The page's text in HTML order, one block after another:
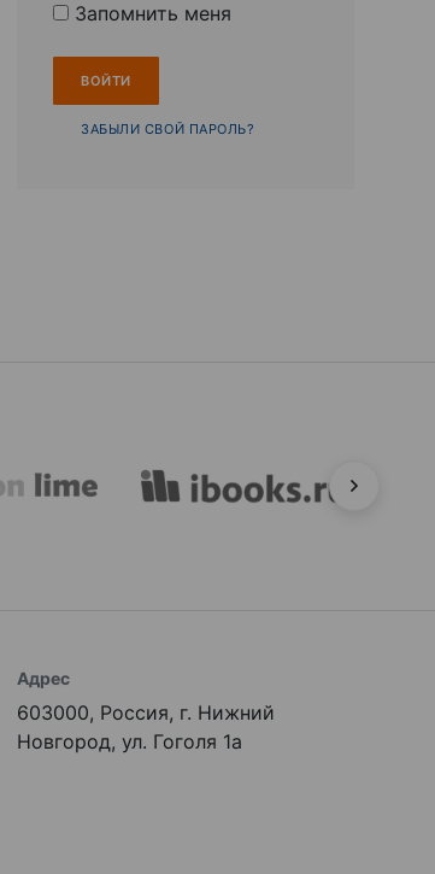
Запомнить меня
ЗАБЫЛИ СВОЙ ПАРОЛЬ?
Адрес
603000, Россия, г. Нижний
Новгород, ул. Гоголя 1а